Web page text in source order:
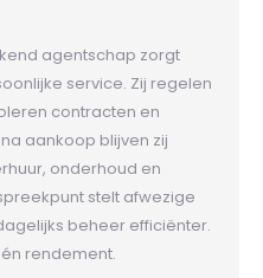
agentschap zorgt
service. Zij regelen
contracten en
aankoop blijven zij
onderhoud en
stelt afwezige
beheer efficiënter.
rendement.